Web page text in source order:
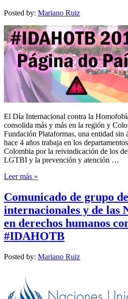
Posted by: Mariano Ruiz
El Día Internacional contra la
consolida más y más en la región y
Fundación Plataformas, una entidad sin
hace 4 años trabaja en los
Colombia por la reivindicación de los
LGTBI y la prevención y atención …
Leer más »
Comunicado de grupo
internacionales y de las
en derechos humanos
#IDAHOTB
Posted by: Mariano Ruiz